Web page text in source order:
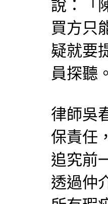
說：「
買方只
疑就要
員探聽。
律師吳
保責任
追究前
透過仲